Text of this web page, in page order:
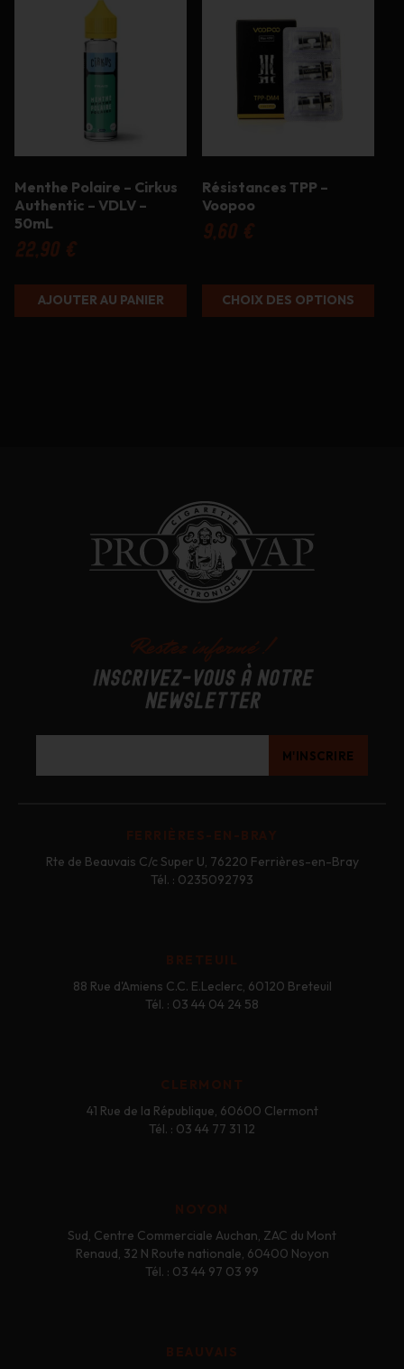
Menthe Polaire – Cirkus
Authentic – VDLV –
50mL
22,90 €
AJOUTER AU PANIER
Résistances TPP –
Voopoo
9,60 €
CHOIX DES OPTIONS
variations.
peuvent
choisies
la
page
du
produit
Restez informé !
Inscrivez-vous à notre
newsletter
FERRIÈRES-EN-BRAY
Rte de Beauvais C/c Super U, 76220 Ferrières-en-Bray
Tél. : 0235092793
BRETEUIL
88 Rue d'Amiens C.C. E.Leclerc, 60120 Breteuil
Tél. : 03 44 04 24 58
CLERMONT
41 Rue de la République, 60600 Clermont
Tél. : 03 44 77 31 12
NOYON
Sud, Centre Commerciale Auchan, ZAC du Mont
Renaud, 32 N Route nationale, 60400 Noyon
Tél. : 03 44 97 03 99
BEAUVAIS